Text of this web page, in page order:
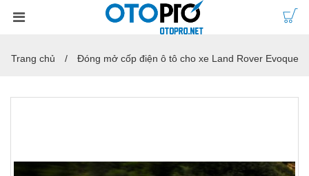
Trang chủ Đóng mở cốp điện ô tô cho xe Land Rover Evoque